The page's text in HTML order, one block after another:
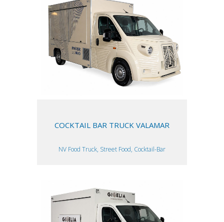
COCKTAIL BAR TRUCK VALAMAR
NV Food Truck, Street Food, Cocktail-Bar